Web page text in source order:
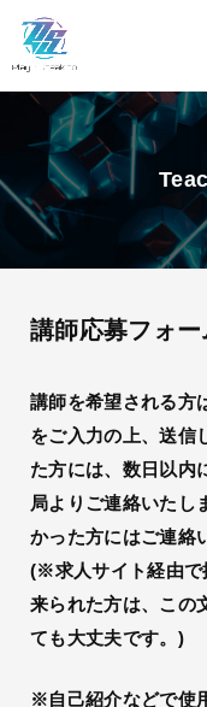
講師応募フォー
講師を希望される方
をご入力の上、送信
た方には、数日以内
局よりご連絡いたし
かった方にはご連絡
(※求人サイト経由で
来られた方は、この
ても大丈夫です。)
※自己紹介などで使